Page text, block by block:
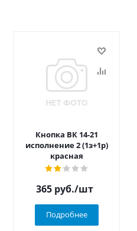
Кнопка ВК 14-21
исполнение 2 (1з+1р)
красная
365 руб./шт
Подробнее